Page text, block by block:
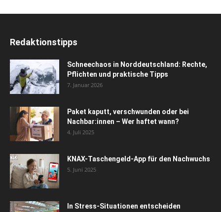
Redaktionstipps
Schneechaos in Norddeutschland: Rechte,
Pflichten und praktische Tipps
7. Januar 2026
Paket kaputt, verschwunden oder bei
Nachbar:innen – Wer haftet wann?
4. Juli 2025
KNAX-Taschengeld-App für den Nachwuchs
5. Juni 2025
In Stress-Situationen entscheiden